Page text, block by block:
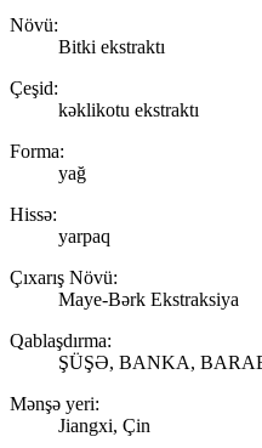
Növü:
Bitki ekstraktı
Çeşid:
kəklikotu ekstraktı
Forma:
yağ
Hissə:
yarpaq
Çıxarış Növü:
Maye-Bərk Ekstraksiya
Qablaşdırma:
ŞÜŞƏ, BANKA,
Mənşə yeri:
Jiangxi, Çin